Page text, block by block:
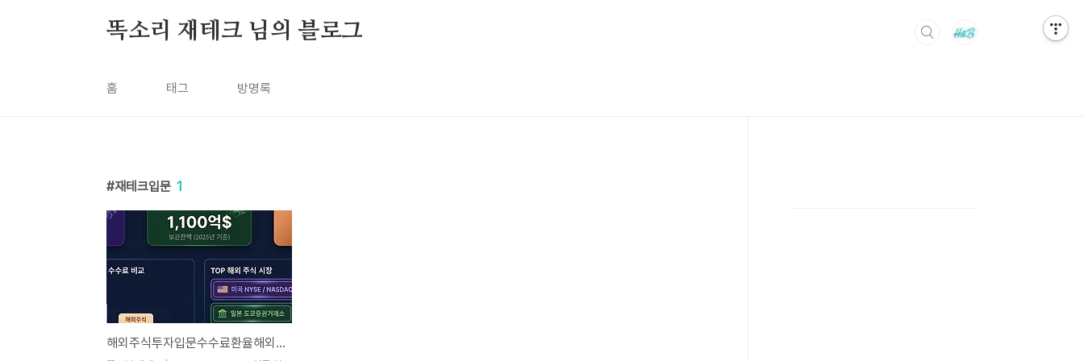
똑소리 재테크 님의 블로그
홈 태그 방명록
재테크입문 1
해외주식투자입문수수료환율해외 주식 투자 입문 완벽 가이드 — 장단점, 수수료, 환율까지 한 번에 정리합니다